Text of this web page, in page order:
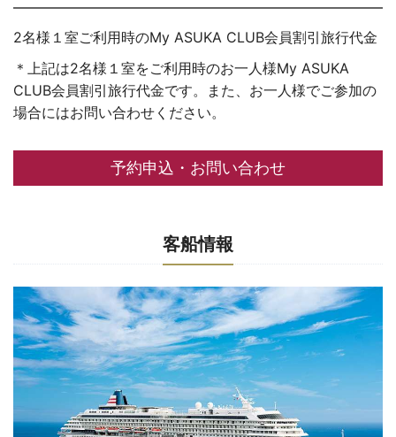
2名様１室ご利用時のMy ASUKA CLUB会員割引旅行代金
＊上記は2名様１室をご利用時のお一人様My ASUKA
CLUB会員割引旅行代金です。また、お一人様でご参加の
場合にはお問い合わせください。
予約申込・お問い合わせ
客船情報